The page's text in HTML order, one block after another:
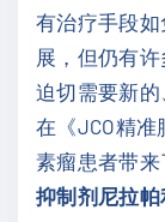
有治疗手段
展，但仍有
迫切需要新
在《JCO精
素瘤患者带
抑制剂尼拉帕